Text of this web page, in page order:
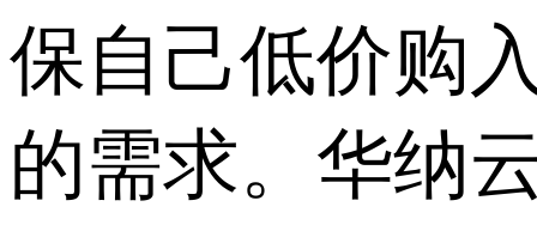
保自己低价购
的需求。华纳